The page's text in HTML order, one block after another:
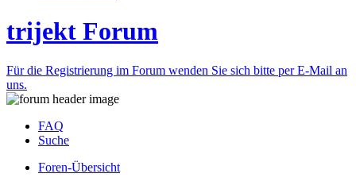
trijekt Forum
Für die Registrierung im Forum wenden Sie sich bitte per E-Mail an
uns.
FAQ
Suche
Foren-Übersicht